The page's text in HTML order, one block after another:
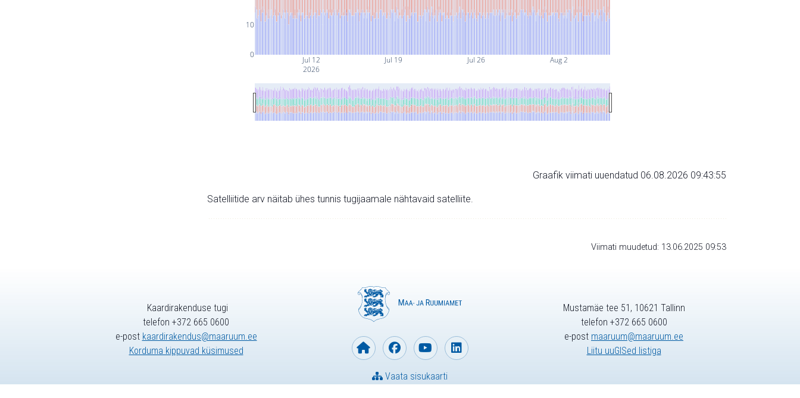
Jul 12
2026
Jul 19 Jul 26 Aug 2
0
10
Graafik viimati uuendatud 06.08.2026 09:43:55
Satelliitide arv näitab ühes tunnis tugijaamale nähtavaid satelliite.
Viimati muudetud: 13.06.2025 09:53
Kaardirakenduse tugi
telefon +372 665 0600
e-post kaardirakendus@maaruum.ee
Korduma kippuvad küsimused
Vaata sisukaarti
Mustamäe tee 51, 10621 Tallinn
telefon +372 665 0600
e-post maaruum@maaruum.ee
Liitu uuGISed listiga